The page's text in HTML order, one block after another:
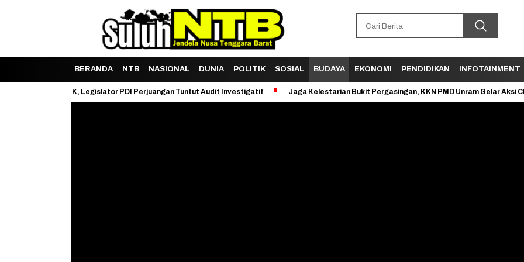
BERANDA NTB NASIONAL DUNIA POLITIK SOSIAL BUDAYA EKONOMI PENDIDIKAN INFOTAINMENT
LHP BPK, Legislator PDI Perjuangan Tuntut Audit Investigatif Jaga Kelestarian Bukit Pergasingan, KKN PMD Unram Gelar Aksi Clean Up